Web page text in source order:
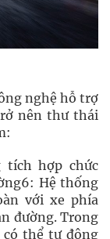
nghệ hỗ trợ
nên thư thái
hợp chức
Hệ thống
với xe phía
đường. Trong
thể tự động